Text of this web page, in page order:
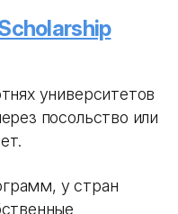
университетов
посольство или
у стран